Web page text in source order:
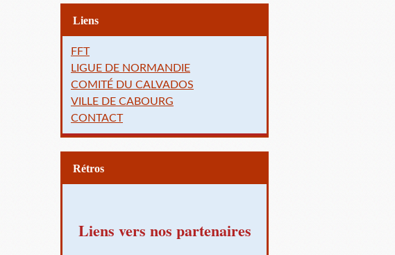
Liens
FFT
LIGUE DE NORMANDIE
COMITÉ DU CALVADOS
VILLE DE CABOURG
CONTACT
Rétros
Liens vers nos partenaires